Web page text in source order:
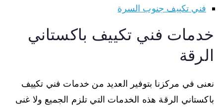
فني تكييف جنوب السرة
خدمات فني تكييف باكستاني
الرقة
نعنى في مركزنا بتوفير العديد من خدمات فني تكييف
باكستاني الرقة هذه الخدمات التي تلزم الجميع ولا غنى